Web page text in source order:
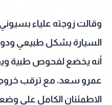
وقالت زوجته علياء
السيارة بشكل طبيعي
أنه يخضع لفحوص طبية
عمرو سعد، مع ترقب
الاطمئنان الكامل على